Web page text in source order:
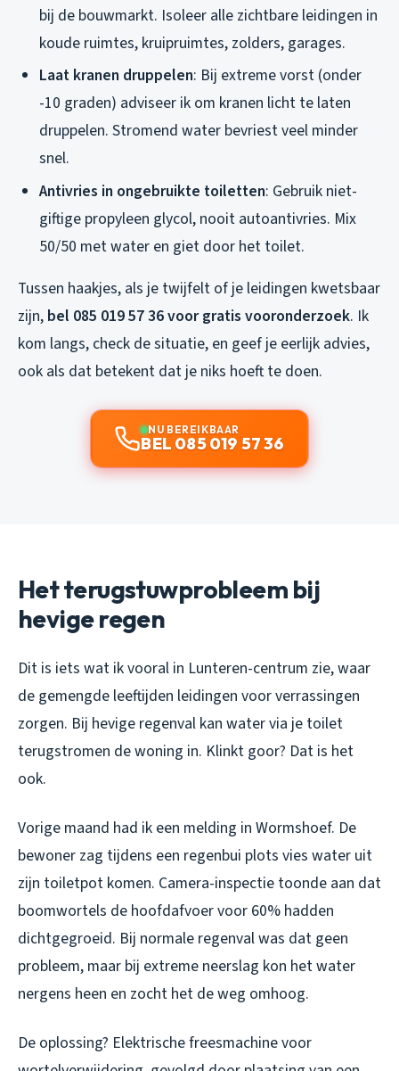
bij de bouwmarkt. Isoleer alle zichtbare leidingen in
koude ruimtes, kruipruimtes, zolders, garages.
Laat kranen druppelen: Bij extreme vorst (onder
-10 graden) adviseer ik om kranen licht te laten
druppelen. Stromend water bevriest veel minder
snel.
Antivries in ongebruikte toiletten: Gebruik niet-
giftige propyleen glycol, nooit autoantivries. Mix
50/50 met water en giet door het toilet.
Tussen haakjes, als je twijfelt of je leidingen kwetsbaar
zijn, bel 085 019 57 36 voor gratis vooronderzoek. Ik
kom langs, check de situatie, en geef je eerlijk advies,
ook als dat betekent dat je niks hoeft te doen.
NU BEREIKBAAR
BEL 085 019 57 36
Het terugstuwprobleem bij
hevige regen
Dit is iets wat ik vooral in Lunteren-centrum zie, waar
de gemengde leeftijden leidingen voor verrassingen
zorgen. Bij hevige regenval kan water via je toilet
terugstromen de woning in. Klinkt goor? Dat is het
ook.
Vorige maand had ik een melding in Wormshoef. De
bewoner zag tijdens een regenbui plots vies water uit
zijn toiletpot komen. Camera-inspectie toonde aan dat
boomwortels de hoofdafvoer voor 60% hadden
dichtgegroeid. Bij normale regenval was dat geen
probleem, maar bij extreme neerslag kon het water
nergens heen en zocht het de weg omhoog.
De oplossing? Elektrische freesmachine voor